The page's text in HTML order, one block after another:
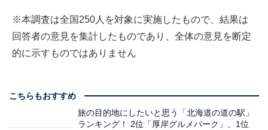
※本調査は全国250人を対象に実施したもので、結果は
回答者の意見を集計したものであり、全体の意見を断定
的に示すものではありません
こちらもおすすめ
旅の目的地にしたいと思う「北海道の道の駅」
ランキング！ 2位「厚岸グルメパーク」、1位